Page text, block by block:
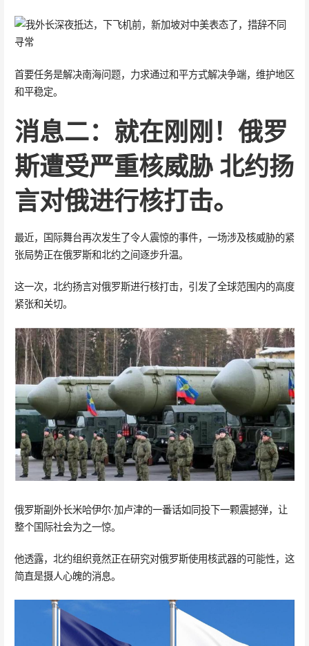
首要任务是解决南海问题，力求通过和平方式解决争端，维护地区
和平稳定。
消息二：就在刚刚！俄罗
斯遭受严重核威胁 北约扬
言对俄进行核打击。
最近，国际舞台再次发生了令人震惊的事件，一场涉及核威胁的紧
张局势正在俄罗斯和北约之间逐步升温。
这一次，北约扬言对俄罗斯进行核打击，引发了全球范围内的高度
紧张和关切。
俄罗斯副外长米哈伊尔·加卢津的一番话如同投下一颗震撼弹，让
整个国际社会为之一惊。
他透露，北约组织竟然正在研究对俄罗斯使用核武器的可能性，这
简直是摄人心魄的消息。